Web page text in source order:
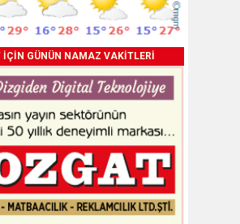
İÇİN GÜNÜN NAMAZ VAKİTLERİ